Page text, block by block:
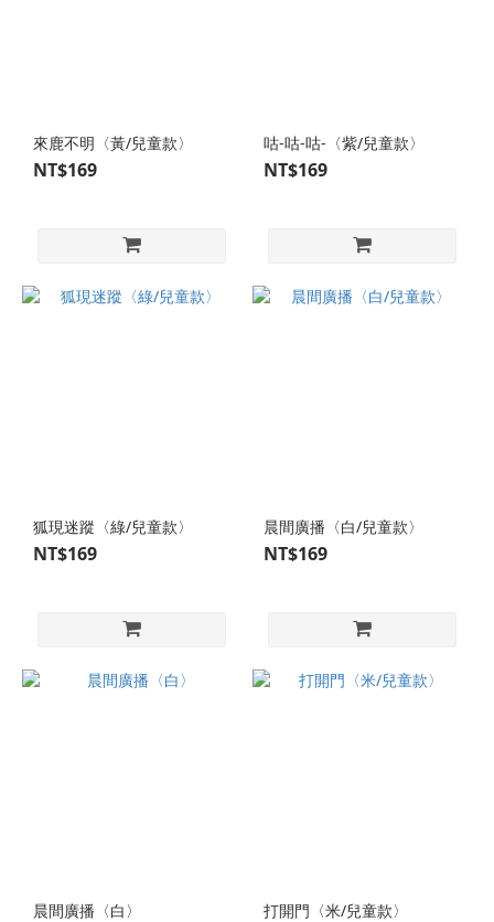
來鹿不明〈黃/兒童款〉
NT$169
咕-咕-咕-〈紫/兒童款〉
NT$169
狐現迷蹤〈綠/兒童款〉
NT$169
晨間廣播〈白/兒童款〉
NT$169
晨間廣播〈白〉 打開門〈米/兒童款〉